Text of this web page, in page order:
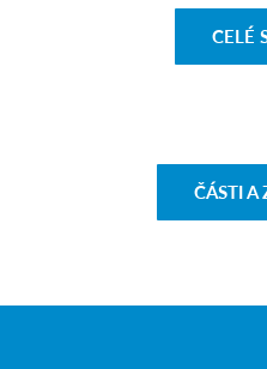
CELÉ
ČÁSTI A